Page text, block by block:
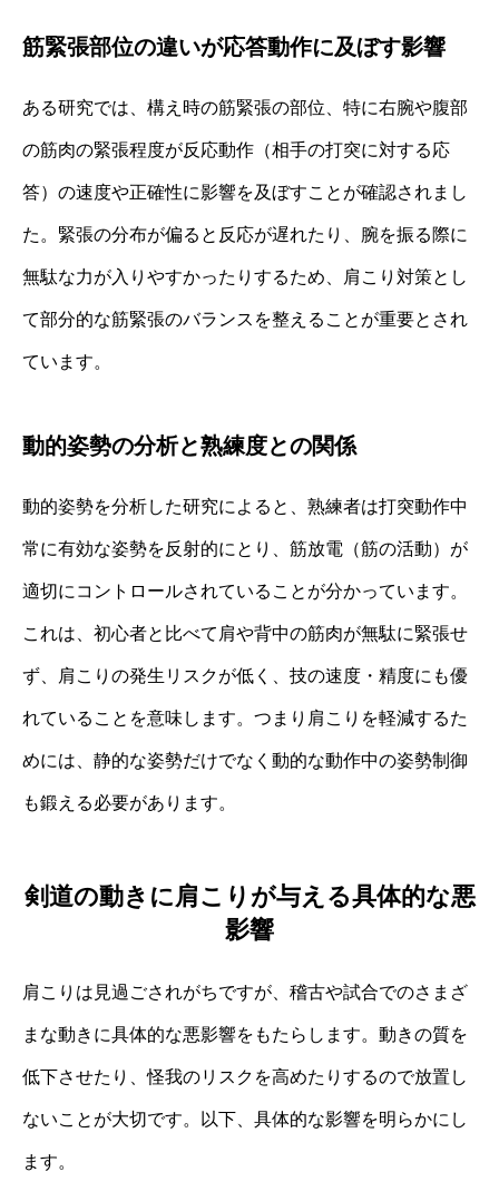
筋緊張部位の違いが応答動作に及ぼす影響
ある研究では、構え時の筋緊張の部位、特に右腕や腹部
の筋肉の緊張程度が反応動作（相手の打突に対する応
答）の速度や正確性に影響を及ぼすことが確認されまし
た。緊張の分布が偏ると反応が遅れたり、腕を振る際に
無駄な力が入りやすかったりするため、肩こり対策とし
て部分的な筋緊張のバランスを整えることが重要とされ
ています。
動的姿勢の分析と熟練度との関係
動的姿勢を分析した研究によると、熟練者は打突動作中
常に有効な姿勢を反射的にとり、筋放電（筋の活動）が
適切にコントロールされていることが分かっています。
これは、初心者と比べて肩や背中の筋肉が無駄に緊張せ
ず、肩こりの発生リスクが低く、技の速度・精度にも優
れていることを意味します。つまり肩こりを軽減するた
めには、静的な姿勢だけでなく動的な動作中の姿勢制御
も鍛える必要があります。
剣道の動きに肩こりが与える具体的な悪
影響
肩こりは見過ごされがちですが、稽古や試合でのさまざ
まな動きに具体的な悪影響をもたらします。動きの質を
低下させたり、怪我のリスクを高めたりするので放置し
ないことが大切です。以下、具体的な影響を明らかにし
ます。